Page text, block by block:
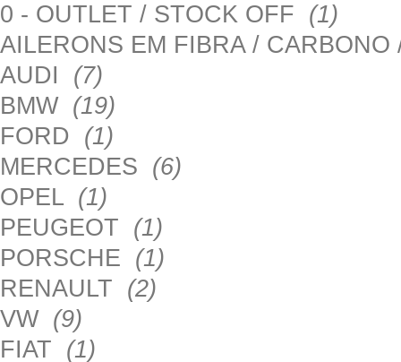
0 - OUTLET / STOCK OFF (1)
AILERONS EM FIBRA /
AUDI (7)
BMW (19)
FORD (1)
MERCEDES (6)
OPEL (1)
PEUGEOT (1)
PORSCHE (1)
RENAULT (2)
VW (9)
FIAT (1)